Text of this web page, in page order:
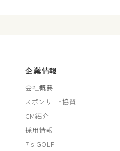
企業情報
会社概要
スポンサー・協賛
CM紹介
採用情報
7's GOLF